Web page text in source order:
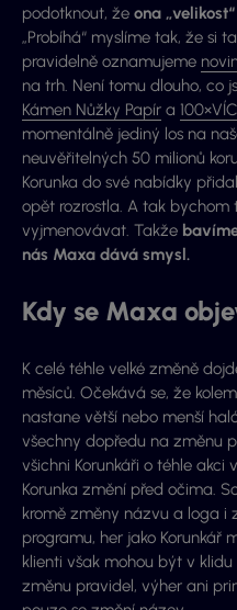
podotknout, že ona
„Probíhá“ myslíme tak, že si
pravidelně oznamujeme
na trh. Není tomu dlouho, co
Kámen Nůžky Papír a
momentálně jediný los na
neuvěřitelných 50 milionů
Korunka do své nabídky
opět rozrostla. A tak bychom
vyjmenovávat. Takže
nás Maxa dává smysl.
Kdy se Maxa
K celé téhle velké změně
měsíců. Očekává se, že
nastane větší nebo menší
všechny dopředu na změnu
všichni Korunkáři o téhle akci
Korunka změní před očima.
kromě změny názvu a loga i
programu, her jako Korunkář
klienti však mohou být v
změnu pravidel, výher ani